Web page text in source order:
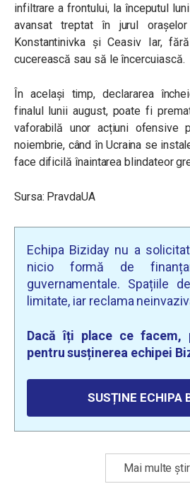
infiltrare a frontului, la începutul
avansat treptat în jurul
Konstantinivka și Ceasiv Iar,
cucerească sau să le încercuiască.
În același timp, declararea
finalul lunii august, poate fi
vaforabilă unor acțiuni ofensive
noiembrie, când în Ucraina se
face dificilă înaintarea blindateor
Sursa: PravdaUA
Echipa Biziday nu a
nicio formă de
guvernamentale. Spațiile
limitate, iar reclama
Dacă îți place ce facem,
pentru susținerea echipei
SUSȚINE ECHIPA
Mai multe